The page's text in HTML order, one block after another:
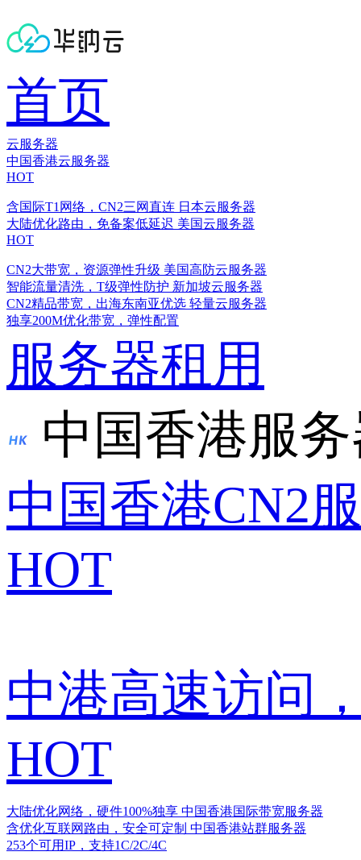
首页
云服务器
中国香港云服务器
HOT
含国际T1网络，CN2三网直连 日本云服务器
大陆优化路由，免备案低延迟 美国云服务器
HOT
CN2大带宽，资源弹性升级 美国高防云服务器
智能流量清洗，T级弹性防护 新加坡云服务器
CN2精品带宽，出海东南亚优选 轻量云服务器
独享200M优化带宽，弹性配置
服务器租用
中国香港服
中国香港CN2
HOT
中港高速访问
HOT
大陆优化网络，硬件100%独享 中国香港国际带宽服务器
含优化互联网路由，安全可定制 中国香港站群服务器
253个可用IP，支持1C/2C/4C